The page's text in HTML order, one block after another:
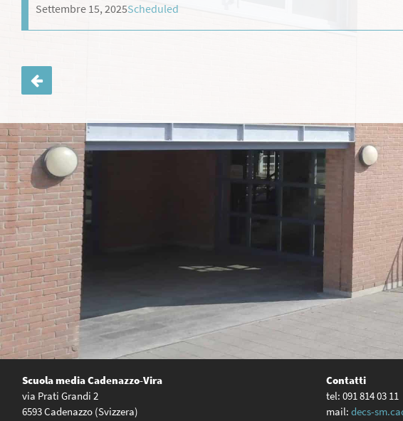
Settembre 15, 2025Scheduled
Navigazione
articoli
Scuola mediaCadenazzo-Vira
via Prati Grandi 2
6593 Cadenazzo (Svizzera)
Contatti
tel: 091 814 03 11
mail:decs-